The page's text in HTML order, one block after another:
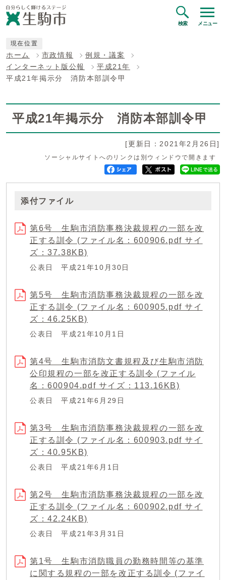
検索 メニュー
現在位置
ホーム 市政情報
例規・議案
インターネット版公報
平成21年
平成21年掲示分 消防本部訓令甲
平成21年掲示分 消防本部訓令甲
[更新日：2021年2月26日]
ソーシャルサイトへのリンクは別ウィンドウで開きます
添付ファイル
第6号 生駒市消防事務決裁規程の一部を改
正する訓令 (ファイル名：600906.pdf サイ
ズ：37.38KB)
公表日 平成21年10月30日
第5号 生駒市消防事務決裁規程の一部を改
正する訓令 (ファイル名：600905.pdf サイ
ズ：46.25KB)
公表日 平成21年10月1日
第4号 生駒市消防文書規程及び生駒市消防
公印規程の一部を改正する訓令 (ファイル
名：600904.pdf サイズ：113.16KB)
公表日 平成21年6月29日
第3号 生駒市消防事務決裁規程の一部を改
正する訓令 (ファイル名：600903.pdf サイ
ズ：40.95KB)
公表日 平成21年6月1日
第2号 生駒市消防事務決裁規程の一部を改
正する訓令 (ファイル名：600902.pdf サイ
ズ：42.24KB)
公表日 平成21年3月31日
第1号 生駒市消防職員の勤務時間等の基準
に関する規程の一部を改正する訓令 (ファイ